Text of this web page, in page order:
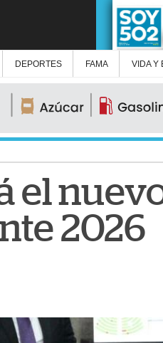
DEPORTES FAMA VIDA Y
el
2026